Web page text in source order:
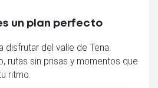
un plan perfecto
disfrutar del valle de Tena.
rutas sin prisas y momentos que
ritmo.